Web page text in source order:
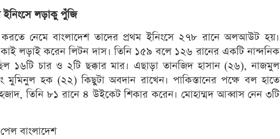
ইনিংসে লড়াকু পুঁজি
নেমে বাংলাদেশ তাদের প্রথম ইনিংসে ২৭৮ রানে অলআউট হয়।
লড়াই করেন লিটন দাস। তিনি ১৫৯ বলে ১২৬ রানের একটি নান্দনিক
১৬টি চার ও ২টি ছক্কার মার। এছাড়া তানজিদ হাসান (২৬), নাজমুল
হক (২২) কিছুটা অবদান রাখেন। পাকিস্তানের পক্ষে বল হাতে
তিনি ৮১ রানে ৪ উইকেট শিকার করেন। মোহাম্মদ আব্বাস নেন ৩টি
বাংলাদেশ